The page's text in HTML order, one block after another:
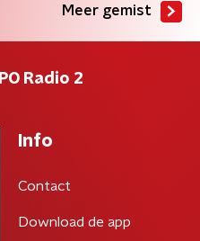
Meer gemist
Radio 2
Info
Contact
Download de app